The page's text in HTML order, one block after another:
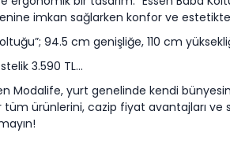
imkan sağlarken konfor ve
94.5 cm genişliğe, 110 cm
3.590 TL...
yurt genelinde kendi
ürünlerini, cazip fiyat avantajları ve